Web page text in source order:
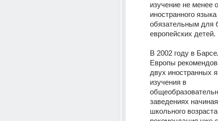
изучение не менее
иностранного
обязательным для
европейских детей.
В 2002 году в
Европы
двух иностранных
изучения в
заведениях
школьного